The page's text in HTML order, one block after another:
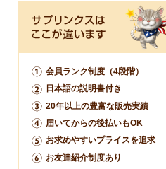
会員ランク制度（4段階）
日本語の説明書付き
20年以上の豊富な販売実績
届いてからの後払いもOK
お求めやすいプライスを追求
お友達紹介制度あり